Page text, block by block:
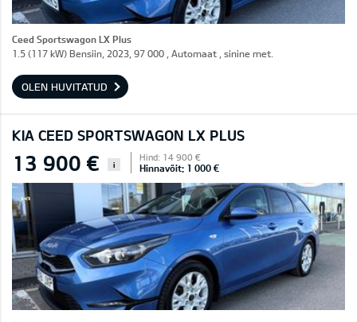
Ceed Sportswagon LX Plus
1.5 (117 kW) Bensiin, 2023, 97 000 , Automaat , sinine met.
OLEN HUVITATUD
KIA CEED SPORTSWAGON LX PLUS
13 900 € i
Hind: 14 900 €
Hinnavõit: 1 000 €